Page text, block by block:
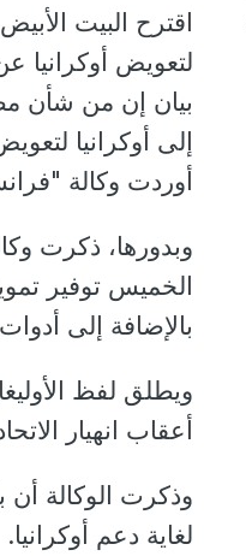
اقترح البيت
لتعويض أوكرانيا
بيان إن من شأن
إلى أوكرانيا
أوردت وكالة
وبدورها، ذكرت
الخميس توفير
بالإضافة إلى
ويطلق لفظ
أعقاب انهيار
وذكرت الوكالة
لغاية دعم أوكرانيا.